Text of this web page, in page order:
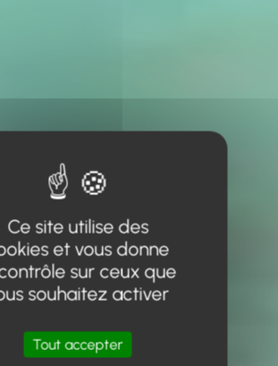
Ce site utilise des
et vous donne
sur ceux que
souhaitez activer
Tout accepter